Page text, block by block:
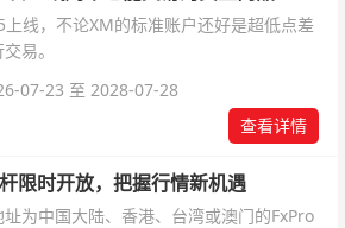
线，不论XM的标准账户还好是超低点差
易。
07-23 至 2028-07-28
查看详情
限时开放，把握行情新机遇
为中国大陆、香港、台湾或澳门的FxPro